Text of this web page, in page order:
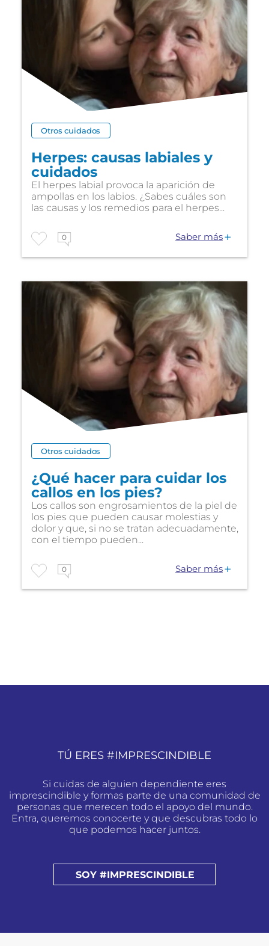
Otros cuidados
Herpes: causas labiales y
cuidados
El herpes labial provoca la aparición de
ampollas en los labios. ¿Sabes cuáles son
las causas y los remedios para el herpes...
0 Saber más
Otros cuidados
¿Qué hacer para cuidar los
callos en los pies?
Los callos son engrosamientos de la piel de
los pies que pueden causar molestias y
dolor y que, si no se tratan adecuadamente,
con el tiempo pueden...
0 Saber más
TÚ ERES #IMPRESCINDIBLE
Si cuidas de alguien dependiente eres
imprescindible y formas parte de una comunidad de
personas que merecen todo el apoyo del mundo.
Entra, queremos conocerte y que descubras todo lo
que podemos hacer juntos.
SOY #IMPRESCINDIBLE